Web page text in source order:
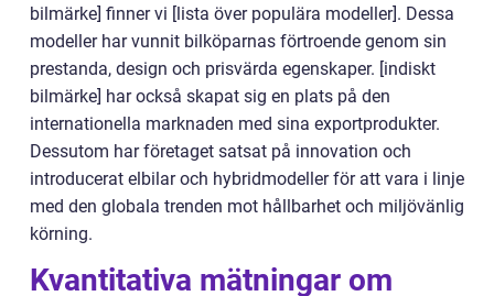
bilmärke] finner vi [lista över populära modeller]. Dessa
modeller har vunnit bilköparnas förtroende genom sin
prestanda, design och prisvärda egenskaper. [indiskt
bilmärke] har också skapat sig en plats på den
internationella marknaden med sina exportprodukter.
Dessutom har företaget satsat på innovation och
introducerat elbilar och hybridmodeller för att vara i linje
med den globala trenden mot hållbarhet och miljövänlig
körning.
Kvantitativa mätningar om